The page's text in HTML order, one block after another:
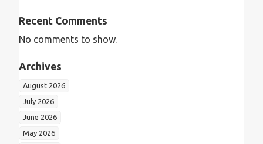
Recent Comments
No comments to show.
Archives
August 2026
July 2026
June 2026
May 2026